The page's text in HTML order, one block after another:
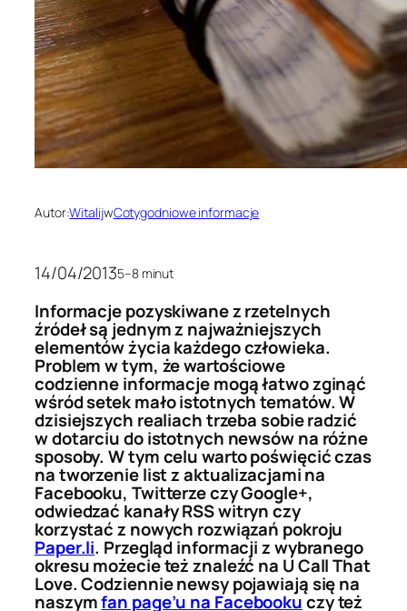
Autor:WitalijwCotygodniowe informacje
14/04/20135–8 minut
Informacje pozyskiwane z rzetelnych
źródeł są jednym z najważniejszych
elementów życia każdego człowieka.
Problem w tym, że wartościowe
codzienne informacje mogą łatwo zginąć
wśród setek mało istotnych tematów. W
dzisiejszych realiach trzeba sobie radzić
w dotarciu do istotnych newsów na różne
sposoby. W tym celu warto poświęcić czas
na tworzenie list z aktualizacjami na
Facebooku, Twitterze czy Google+,
odwiedzać kanały RSS witryn czy
korzystać z nowych rozwiązań pokroju
Paper.li. Przegląd informacji z wybranego
okresu możecie też znaleźć na U Call That
Love. Codziennie newsy pojawiają się na
naszymfan page’u na Facebookuczy też